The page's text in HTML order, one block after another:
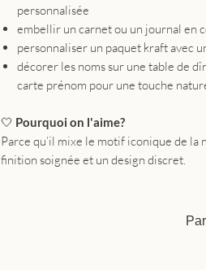
personnalisée
embellir un carnet ou un journal en
personnaliser un paquet kraft avec
décorer les noms sur une table de
carte prénom pour une touche
🤍 Pourquoi on l'aime?
Parce qu’il mixe le motif iconique de
finition soignée et un design discret.